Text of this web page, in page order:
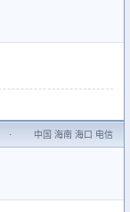
· 中国 海南 海口 电信